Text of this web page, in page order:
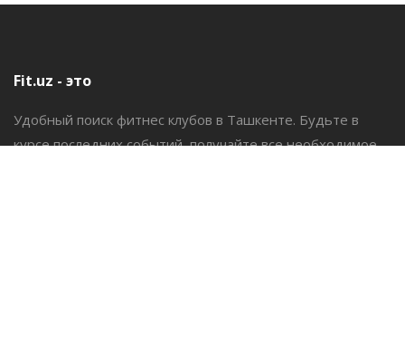
Fit.uz - это
Удобный поиск фитнес клубов в Ташкенте. Будьте в
курсе последних событий, получайте все необходимое